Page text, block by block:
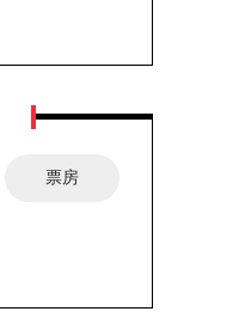
票房